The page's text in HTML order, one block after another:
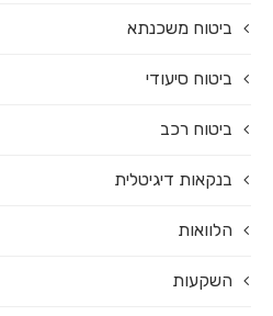
ביטוח משכנתא
ביטוח סיעודי
ביטוח רכב
בנקאות דיגיטלית
הלוואות
השקעות